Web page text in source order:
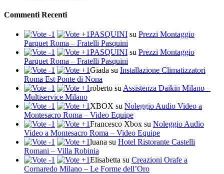
Commenti Recenti
PASQUINI su Prezzi Montaggio
Parquet Roma – Fratelli Pasquini
PASQUINI su Prezzi Montaggio
Parquet Roma – Fratelli Pasquini
Giada su Installazione Climatizzatori
Roma Est Ponte di Nona
roberto suAssistenza Daikin Milano –
Multiservice Milano
XBOX su Noleggio Audio Video a
Montesacro Roma – Video Equipe
Francesco Xbox su Noleggio Audio
Video a Montesacro Roma – Video Equipe
luana su Hotel Ristorante Castelli
Romani – Villa Robinia
Elisabetta su Creazioni Orafe a
Cornaredo Milano – Le Forme dell’Oro